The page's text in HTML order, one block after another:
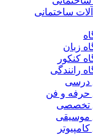
ساختمانی
زبان
کنکور
رانندگی
درسی
حرفه و فن
تخصصی
موسیقی